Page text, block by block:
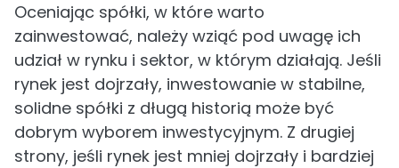
Oceniając spółki, w które warto
zainwestować, należy wziąć pod uwagę ich
udział w rynku i sektor, w którym działają. Jeśli
rynek jest dojrzały, inwestowanie w stabilne,
solidne spółki z długą historią może być
dobrym wyborem inwestycyjnym. Z drugiej
strony, jeśli rynek jest mniej dojrzały i bardziej